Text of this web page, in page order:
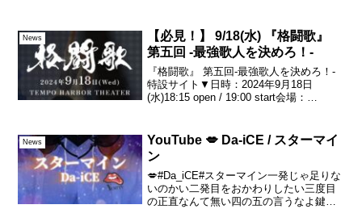
配信リリー...
News
【必見！】 9/18(水) 『格闘歌』
第五回 -最強歌人を決めろ！-
『格闘歌』 第五回-最強歌人を決めろ！-
特設サイト▼日時：2024年9月18日
(水)18:15 open / 19:00 start会場：
応...
News
YouTube 💋 Da-iCE / スターマイ
ン
💋#Da_iCE#スターマイン一発じゃ足りな
いのかい二発目をおかわりしたい三度目
の正直なんて無い四の五の言うなよ鍵屋